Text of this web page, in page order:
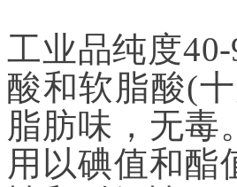
工业品纯度
酸和软脂酸(
脂肪味，无毒
用以碘值和酯